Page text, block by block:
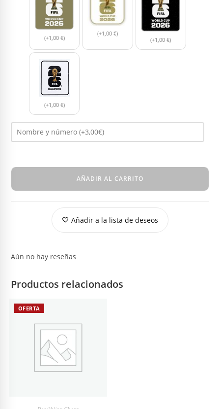
(+1,00 €)
(+1,00 €)
(+1,00 €)
(+1,00 €)
AÑADIR AL CARRITO
Añadir a la lista de deseos
Aún no hay reseñas
Productos relacionados
OFERTA